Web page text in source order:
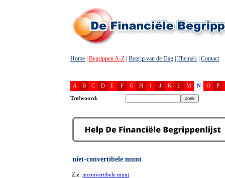
Home Begrippen A-Z Begrip van de Dag Thema's Contact
A B C D E F G H I J K L M N O P
Trefwoord:
niet-convertibele munt
Zie: inconvertibele munt